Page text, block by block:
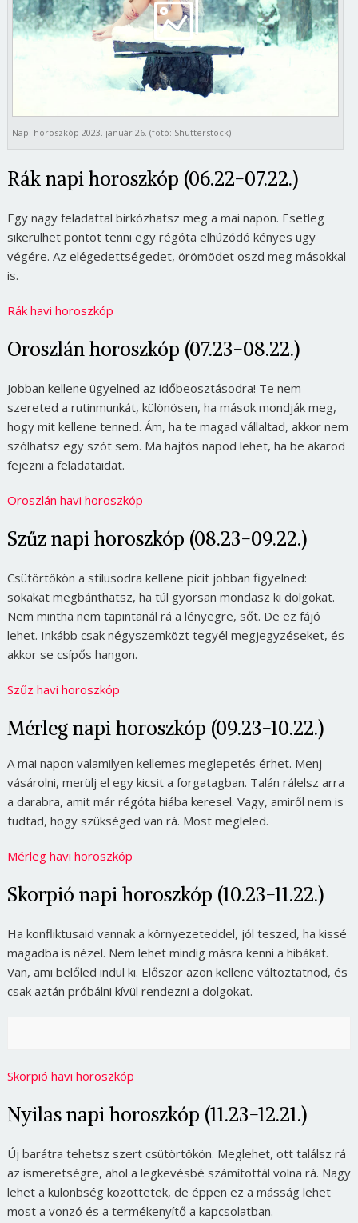
Napi horoszkóp 2023. január 26. (fotó: Shutterstock)
Rák napi horoszkóp (06.22-07.22.)
Egy nagy feladattal birkózhatsz meg a mai napon. Esetleg
sikerülhet pontot tenni egy régóta elhúzódó kényes ügy
végére. Az elégedettségedet, örömödet oszd meg másokkal
is.
Rák havi horoszkóp
Oroszlán horoszkóp (07.23-08.22.)
Jobban kellene ügyelned az időbeosztásodra! Te nem
szereted a rutinmunkát, különösen, ha mások mondják meg,
hogy mit kellene tenned. Ám, ha te magad vállaltad, akkor nem
szólhatsz egy szót sem. Ma hajtós napod lehet, ha be akarod
fejezni a feladataidat.
Oroszlán havi horoszkóp
Szűz napi horoszkóp (08.23-09.22.)
Csütörtökön a stílusodra kellene picit jobban figyelned:
sokakat megbánthatsz, ha túl gyorsan mondasz ki dolgokat.
Nem mintha nem tapintanál rá a lényegre, sőt. De ez fájó
lehet. Inkább csak négyszemközt tegyél megjegyzéseket, és
akkor se csípős hangon.
Szűz havi horoszkóp
Mérleg napi horoszkóp (09.23-10.22.)
A mai napon valamilyen kellemes meglepetés érhet. Menj
vásárolni, merülj el egy kicsit a forgatagban. Talán rálelsz arra
a darabra, amit már régóta hiába keresel. Vagy, amiről nem is
tudtad, hogy szükséged van rá. Most megleled.
Mérleg havi horoszkóp
Skorpió napi horoszkóp (10.23-11.22.)
Ha konfliktusaid vannak a környezeteddel, jól teszed, ha kissé
magadba is nézel. Nem lehet mindig másra kenni a hibákat.
Van, ami belőled indul ki. Először azon kellene változtatnod, és
csak aztán próbálni kívül rendezni a dolgokat.
Skorpió havi horoszkóp
Nyilas napi horoszkóp (11.23-12.21.)
Új barátra tehetsz szert csütörtökön. Meglehet, ott találsz rá
az ismeretségre, ahol a legkevésbé számítottál volna rá. Nagy
lehet a különbség közöttetek, de éppen ez a másság lehet
most a vonzó és a termékenyítő a kapcsolatban.